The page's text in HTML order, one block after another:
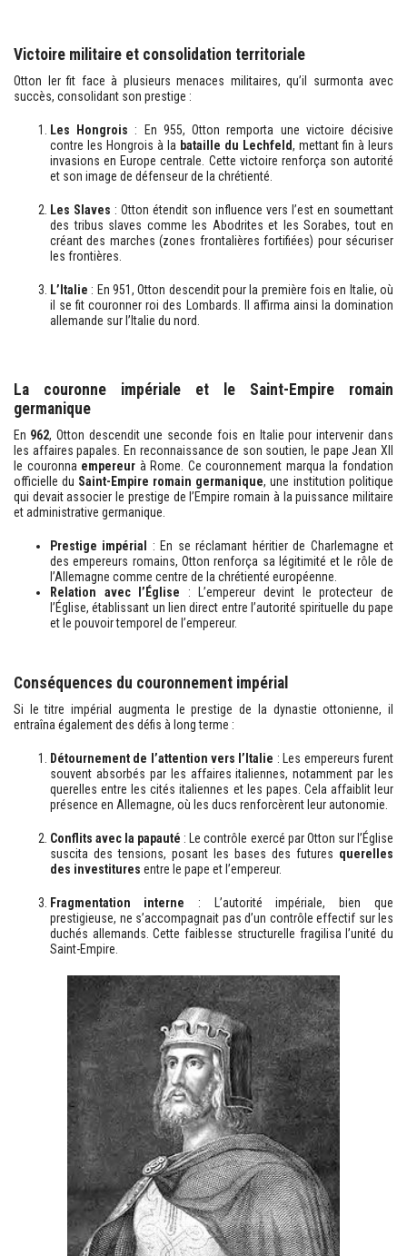
Victoire militaire et consolidation territoriale
Otton Ier fit face à plusieurs menaces militaires, qu’il surmonta avec
succès, consolidant son prestige :
Les Hongrois : En 955, Otton remporta une victoire décisive
contre les Hongrois à la bataille du Lechfeld, mettant fin à leurs
invasions en Europe centrale. Cette victoire renforça son autorité
et son image de défenseur de la chrétienté.
Les Slaves : Otton étendit son influence vers l’est en soumettant
des tribus slaves comme les Abodrites et les Sorabes, tout en
créant des marches (zones frontalières fortifiées) pour sécuriser
les frontières.
L’Italie : En 951, Otton descendit pour la première fois en Italie, où
il se fit couronner roi des Lombards. Il affirma ainsi la domination
allemande sur l’Italie du nord.
La couronne impériale et le Saint-Empire romain
germanique
En 962, Otton descendit une seconde fois en Italie pour intervenir dans
les affaires papales. En reconnaissance de son soutien, le pape Jean XII
le couronna empereur à Rome. Ce couronnement marqua la fondation
officielle du Saint-Empire romain germanique, une institution politique
qui devait associer le prestige de l’Empire romain à la puissance militaire
et administrative germanique.
Prestige impérial : En se réclamant héritier de Charlemagne et
des empereurs romains, Otton renforça sa légitimité et le rôle de
l’Allemagne comme centre de la chrétienté européenne.
Relation avec l’Église : L’empereur devint le protecteur de
l’Église, établissant un lien direct entre l’autorité spirituelle du pape
et le pouvoir temporel de l’empereur.
Conséquences du couronnement impérial
Si le titre impérial augmenta le prestige de la dynastie ottonienne, il
entraîna également des défis à long terme :
Détournement de l’attention vers l’Italie : Les empereurs furent
souvent absorbés par les affaires italiennes, notamment par les
querelles entre les cités italiennes et les papes. Cela affaiblit leur
présence en Allemagne, où les ducs renforcèrent leur autonomie.
Conflits avec la papauté : Le contrôle exercé par Otton sur l’Église
suscita des tensions, posant les bases des futures querelles
des investitures entre le pape et l’empereur.
Fragmentation interne : L’autorité impériale, bien que
prestigieuse, ne s’accompagnait pas d’un contrôle effectif sur les
duchés allemands. Cette faiblesse structurelle fragilisa l’unité du
Saint-Empire.